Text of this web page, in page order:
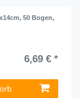
50 Bogen,
6,69 € *